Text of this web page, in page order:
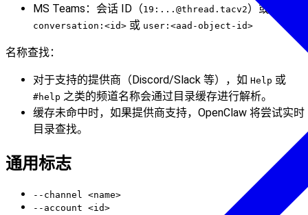
MS Teams：会话 ID（19: ...@thread.tacv2）或
conversation:<id> 或 user:<aad-object-id>
名称查找：
对于支持的提供商（Discord/Slack 等），如 Help 或
#help 之类的频道名称会通过目录缓存进行解析。
缓存未命中时，如果提供商支持，OpenClaw 将尝试实时
目录查找。
通用标志
--channel <name>
--account <id>